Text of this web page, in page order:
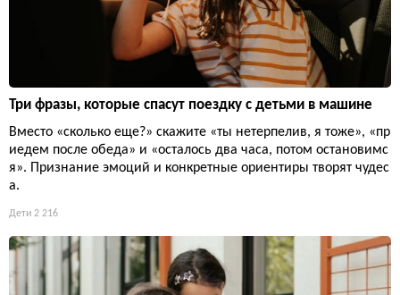
Три фразы, которые спасут поездку с детьми в машине
Вместо «сколько еще?» скажите «ты нетерпелив, я тоже», «пр
иедем после обеда» и «осталось два часа, потом остановимс
я». Признание эмоций и конкретные ориентиры творят чудес
а.
Дети 2 216